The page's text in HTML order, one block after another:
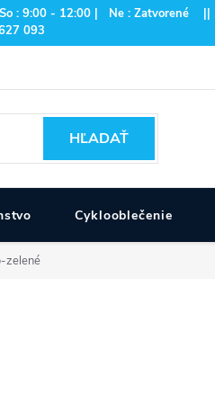
9:00 - 12:00 | Ne : Zatvorené ||
093
HĽADAŤ
Cyklooblečenie
zelené